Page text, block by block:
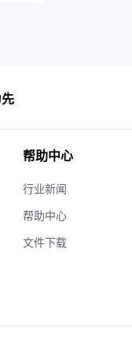
帮助中心
行业新闻
帮助中心
文件下载